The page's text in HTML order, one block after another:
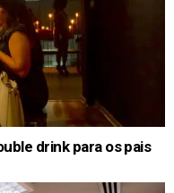
drink para os pais